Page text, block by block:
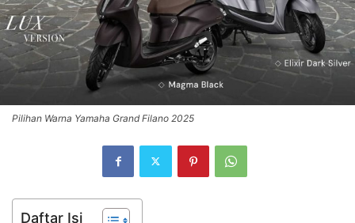
Pilihan Warna Yamaha Grand Filano 2025
Daftar Isi